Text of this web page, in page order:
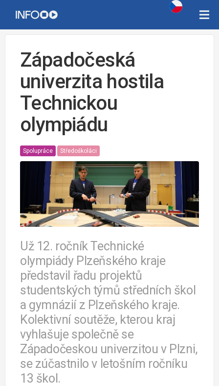
Západočeská
univerzita hostila
Technickou
olympiádu
Spolupráce Středoškoláci
Už 12. ročník Technické
olympiády Plzeňského kraje
představil řadu projektů
studentských týmů středních škol
a gymnázií z Plzeňského kraje.
Kolektivní soutěže, kterou kraj
vyhlašuje společně se
Západočeskou univerzitou v Plzni,
se zúčastnilo v letošním ročníku
13 škol.